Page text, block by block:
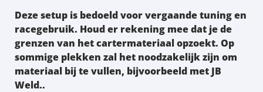
Deze setup is bedoeld voor vergaande tuning en
racegebruik. Houd er rekening mee dat je de
grenzen van het cartermateriaal opzoekt. Op
sommige plekken zal het noodzakelijk zijn om
materiaal bij te vullen, bijvoorbeeld met JB
Weld..